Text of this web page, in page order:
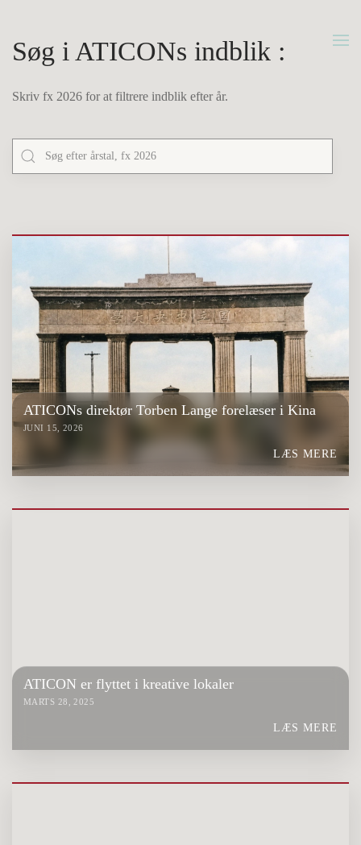
til
Søg i ATICONs indblik :
Skriv fx 2026 for at filtrere indblik efter år.
ATICONs direktør Torben Lange forelæser i Kina
JUNI 15, 2026
LÆS MERE
ATICON er flyttet i kreative lokaler
MARTS 28, 2025
LÆS MERE